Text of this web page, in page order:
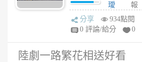
璦
6
年
報
分享
934點閱
0 評論/給分
0
陸劇一路繁花相送好看